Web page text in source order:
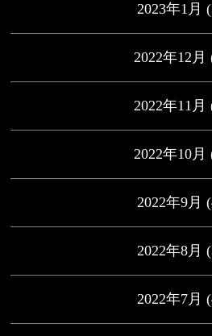
2023年1月
2022年12月
2022年11月
2022年10月
2022年9月
2022年8月
2022年7月